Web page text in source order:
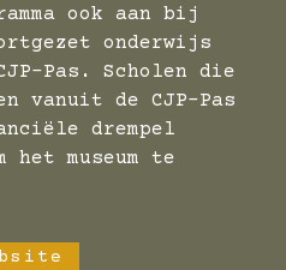
ook aan bij
onderwijs
Pas. Scholen die
vanuit de CJP-Pas
drempel
het museum te